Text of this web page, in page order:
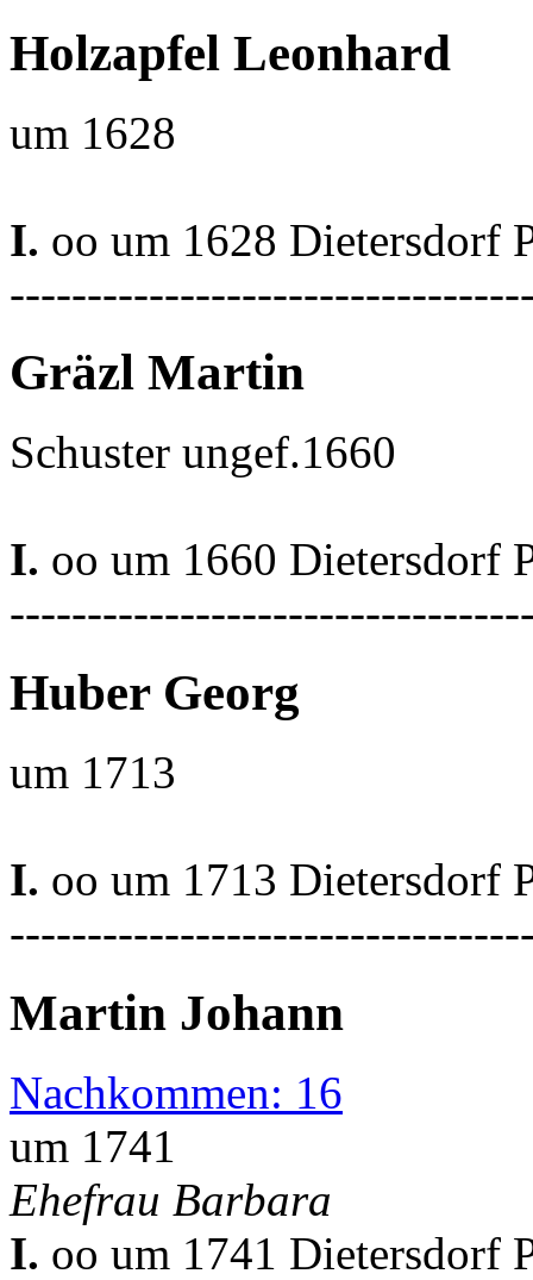
Holzapfel Leonhard
um 1628
I. oo um 1628 Dietersdorf
Gräzl Martin
Schuster ungef.1660
I. oo um 1660 Dietersdorf
Huber Georg
um 1713
I. oo um 1713 Dietersdorf
Martin Johann
Nachkommen: 16
um 1741
Ehefrau Barbara
I. oo um 1741 Dietersdorf